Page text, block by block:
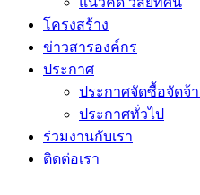
ข่าวสารองค์กร
ประกาศ
ประกาศจัดซื้อจัดจ้าง
ประกาศทั่วไป
ร่วมงานกับเรา
ติดต่อเรา